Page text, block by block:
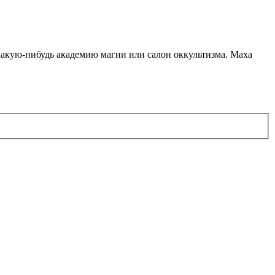
нибудь академию магии или салон оккультизма. Маха